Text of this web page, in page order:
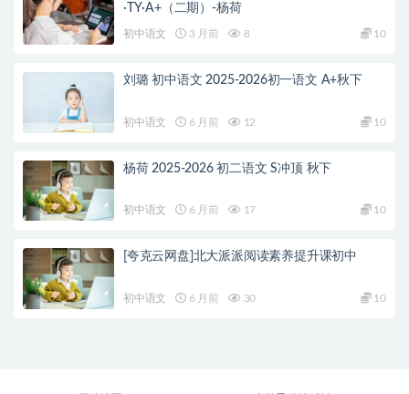
·TY·A+（二期）-杨荷
初中语文 3 月前 8 10
刘璐 初中语文 2025-2026初一语文 A+秋下
初中语文 6 月前 12 10
杨荷 2025-2026 初二语文 S冲顶 秋下
初中语文 6 月前 17 10
[夸克云网盘]北大派派阅读素养提升课初中
初中语文 6 月前 30 10